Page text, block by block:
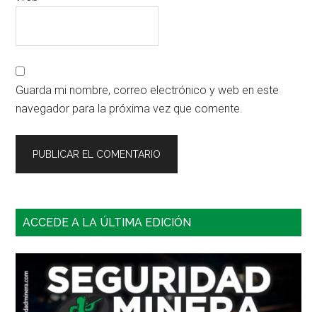
Guarda mi nombre, correo electrónico y web en este
navegador para la próxima vez que comente.
Barra
principal
ACCEDE A LA ÚLTIMA EDICIÓN